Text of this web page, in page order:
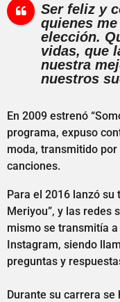
Ser feliz y
quienes
elección.
vidas, que
nuestra
nuestros
En 2009 estrenó
programa, expuso
moda, transmitido
canciones.
Para el 2016 lanzó su
Meriyou”, y las redes
mismo se transmitía
Instagram, siendo
preguntas y
Durante su carrera